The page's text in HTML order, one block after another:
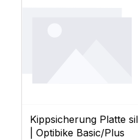
Kippsicherung Platte
| Optibike Basic/Plus